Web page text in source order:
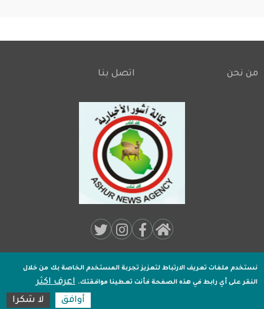
15:30:35
Footer
من نحن اتصل بنا
Media:
Footer
جميـع الحقوق محفوظة لـوكالة اشور الاخبارية2020 .
نستخدم ملفات تعريف الارتباط لتعزيز تجربة المستخدم الخاصة بك من خلال
النقر على أي رابط في هذه الصفحة فأنت تعطينا موافقتك. اعرف اكثر
أوافق
لا شكرا